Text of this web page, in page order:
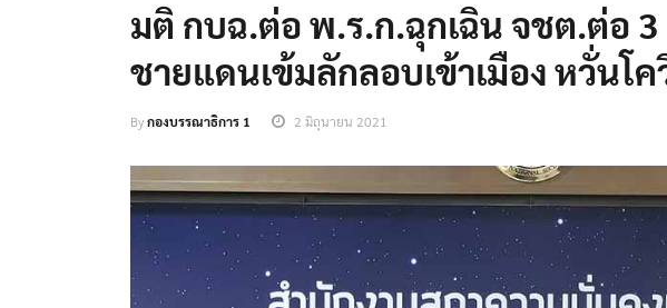
มติ กบฉ.ต่อ พ.ร.ก.ฉุกเฉิน จชต.ต่อ 3
ชายแดนเข้มลักลอบเข้าเมือง หวั่นโ
Byกองบรรณาธิการ 1 2 มิถุนายน 2021